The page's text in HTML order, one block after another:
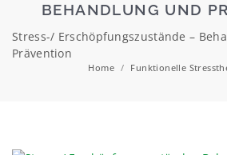
BEHANDLUNG UND
Stress-/ Erschöpfungszustände –
Prävention
Home / Funktionelle